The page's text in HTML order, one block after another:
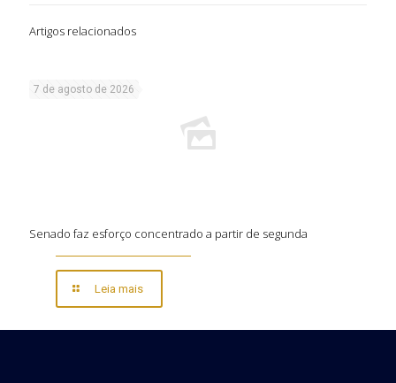
Artigos relacionados
7 de agosto de 2026
Senado faz esforço concentrado a partir de segunda
Leia mais